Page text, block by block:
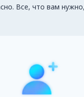
Все, что вам